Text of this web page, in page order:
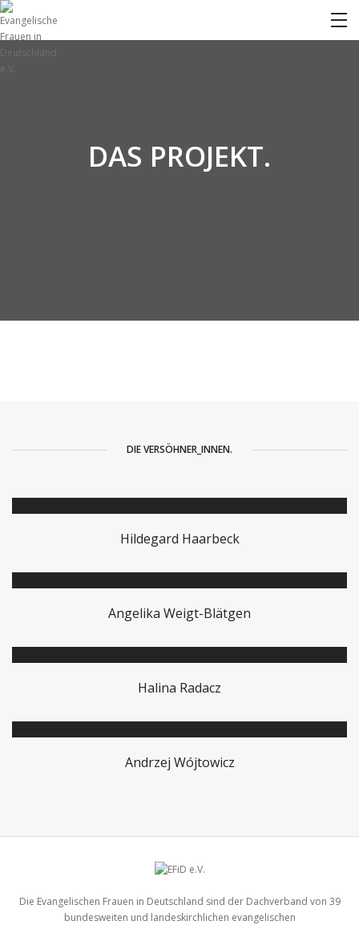
DAS PROJEKT.
DIE VERSÖHNER_INNEN.
Hildegard Haarbeck
Angelika Weigt-Blätgen
Halina Radacz
Andrzej Wójtowicz
Die Evangelischen Frauen in Deutschland sind der Dachverband von 39
bundesweiten und landeskirchlichen evangelischen